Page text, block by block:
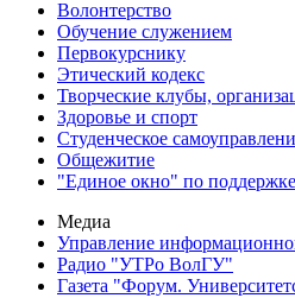
Волонтерство
Обучение служением
Первокурснику
Этический кодекс
Творческие клубы,
Здоровье и спорт
Студенческое
Общежитие
"Единое окно" по
Медиа
Управление
Радио "УТРо ВолГУ"
Газета "Форум.